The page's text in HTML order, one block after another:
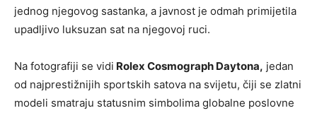
jednog njegovog sastanka, a javnost je odmah primijetila
upadljivo luksuzan sat na njegovoj ruci.
Na fotografiji se vidi Rolex Cosmograph Daytona, jedan
od najprestižnijih sportskih satova na svijetu, čiji se zlatni
modeli smatraju statusnim simbolima globalne poslovne